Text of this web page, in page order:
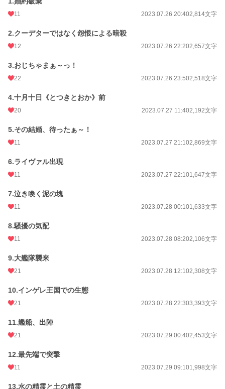
更新日時
初回公開日時 2023.07.26 20:40
週間ポイント
月間ポイント 147 pt (57,460 位)
年間ポイント
累計ポイント 30,049 pt (58,118 位)
11 2023.07.26 20:402,814文字
2.クーデターではなく怨恨による暗殺
12 2023.07.26 22:202,657文字
3.おじちゃまぁ～っ！
22 2023.07.26 23:502,518文字
4.十月十日《とつきとおか》前
20 2023.07.27 11:402,192文字
5.その結婚、待ったぁ～！
11 2023.07.27 21:102,869文字
6.ライヴァル出現
11 2023.07.27 22:101,647文字
7.泣き喚く泥の塊
11 2023.07.28 00:101,633文字
8.騒擾の気配
11 2023.07.28 08:202,106文字
9.大艦隊襲来
21 2023.07.28 12:102,308文字
10.インゲレ王国での生態
21 2023.07.28 22:303,393文字
11.艦船、出陣
21 2023.07.29 00:402,453文字
12.最先端で突撃
11 2023.07.29 09:101,998文字
13.水の精霊と土の精霊